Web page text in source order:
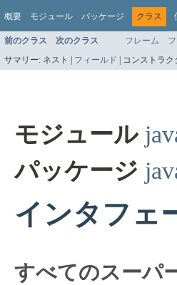
概要 モジュール パッケージ クラス
前のクラス 次のクラス フレーム
サマリー: ネスト | フィールド | コンストラク
モジュール
パッケージ
インタフェ
すべてのスーパ